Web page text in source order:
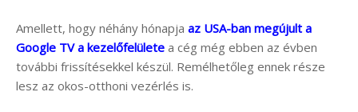
Amellett, hogy néhány hónapja az USA-ban megújult a
Google TV a kezelőfelülete a cég még ebben az évben
további frissítésekkel készül. Remélhetőleg ennek része
lesz az okos-otthoni vezérlés is.